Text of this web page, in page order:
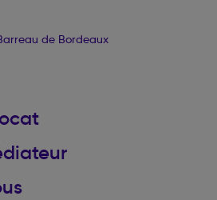
de Bordeaux